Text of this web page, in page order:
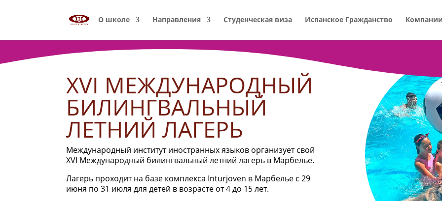
О школе Направления Студенческая виза Испанское Гражданство
XVI МЕЖДУНАРОДНЫЙ
БИЛИНГВАЛЬНЫЙ
ЛЕТНИЙ ЛАГЕРЬ
Международный институт иностранных языков организует свой
XVI Международный билингвальный летний лагерь в Марбелье.
Лагерь проходит на базе комплекса Inturjoven в Марбелье с 29
июня по 31 июля для детей в возрасте от 4 до 15 лет.